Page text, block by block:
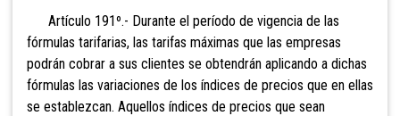
Artículo 191º.- Durante el período de vigencia de las
fórmulas tarifarias, las tarifas máximas que las empresas
podrán cobrar a sus clientes se obtendrán aplicando a dichas
fórmulas las variaciones de los índices de precios que en ellas
se establezcan. Aquellos índices de precios que sean